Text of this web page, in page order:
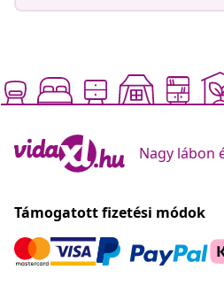
Nagy lábon
Támogatott fizetési módok